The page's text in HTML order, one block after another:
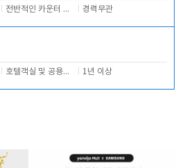
전반적인 카운터 업무 경력무관
호텔객실 및 공용시설 청소 관리 1년 이상